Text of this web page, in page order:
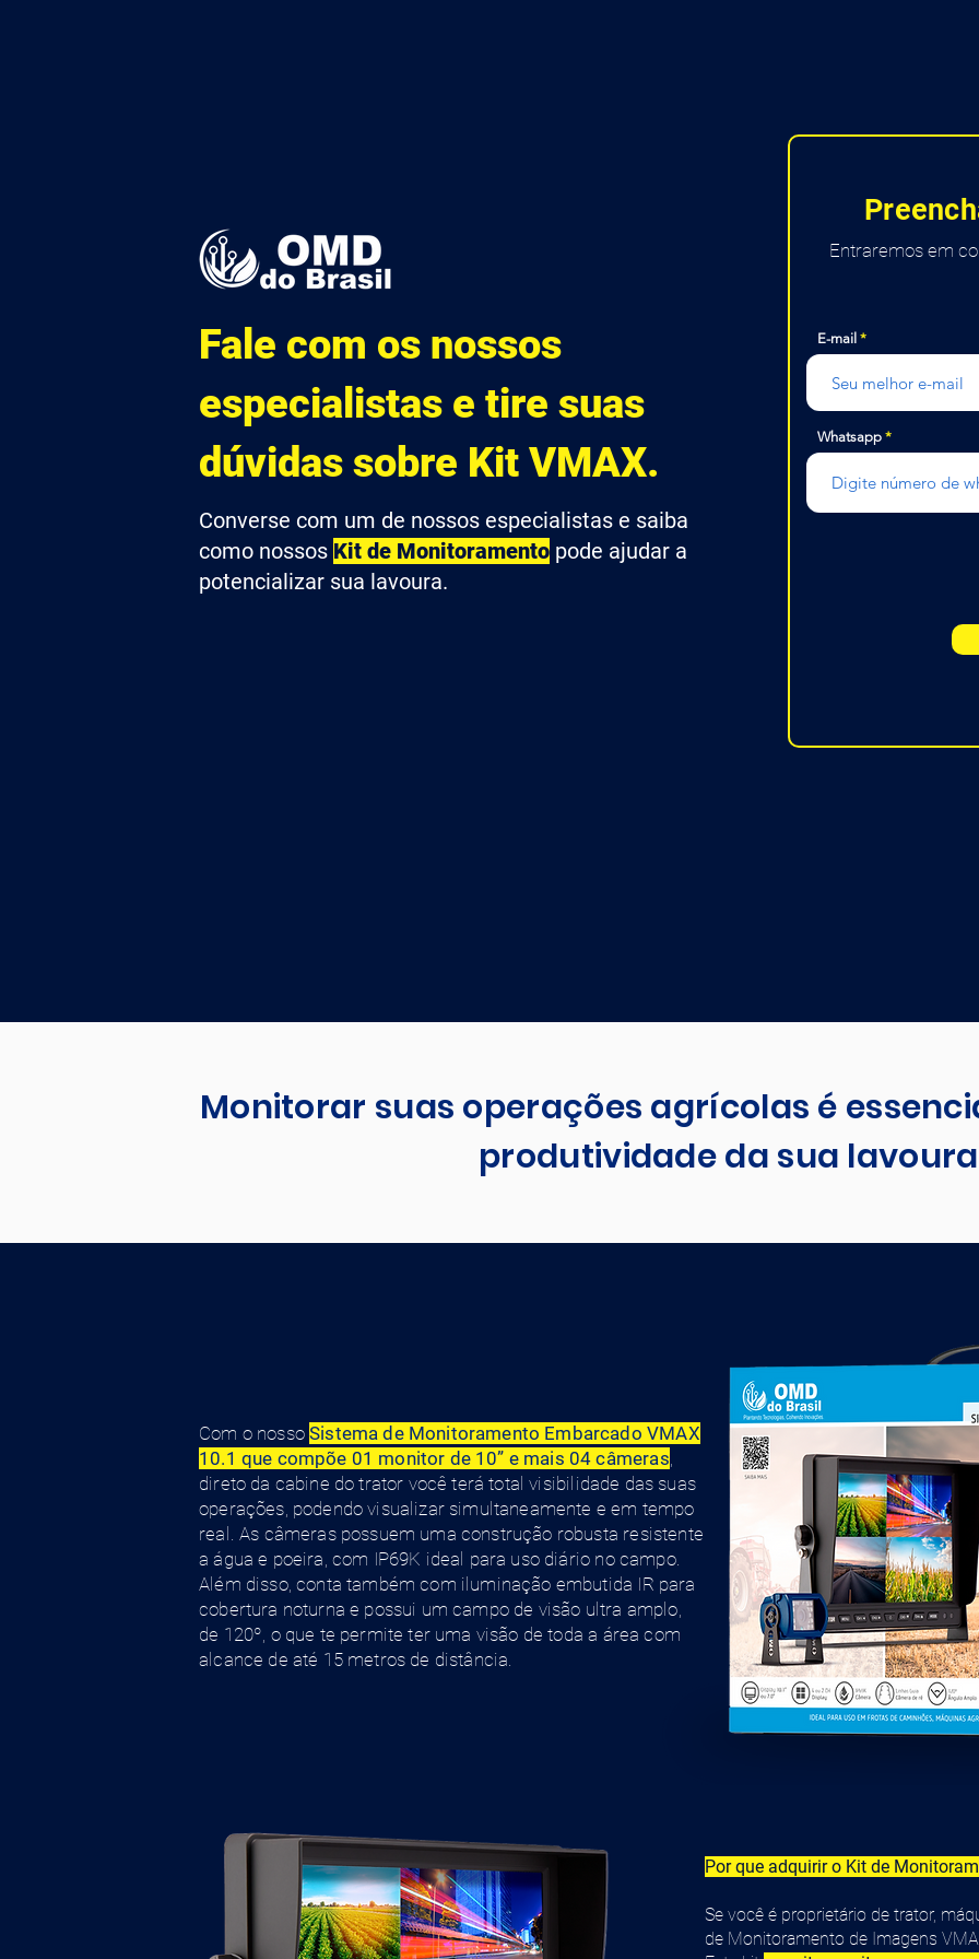
Fale com os nossos
especialistas e tire suas
dúvidas sobre Kit VMAX.
Converse com um de nossos especialistas e saiba
como nossos Kit de Monitoramento pode ajudar a
potencializar sua lavoura.
Entraremos em
E-mail
Whatsapp
Monitorar suas operações agrícolas é
produtividade da sua
Com o nossoSistema de Monitoramento Embarcado VMAX
10.1 que compõe 01 monitor de 10” e mais 04 câmeras,
direto da cabine do trator você terá total visibilidade das suas
operações, podendo visualizar simultaneamente e em tempo
real. As câmeras possuem uma construção robusta resistente
a água e poeira, com IP69K ideal para uso diário no campo.
Além disso, conta também com iluminação embutida IR para
cobertura noturna e possui um campo de visão ultra amplo,
de 120º, o que te permite ter uma visão de toda a área com
alcance de até 15 metros de distância.
Por que adquirir o Kit de
Se você é proprietário de trator,
de Monitoramento de Imagens